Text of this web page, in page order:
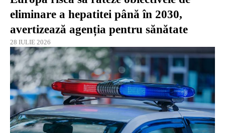
eliminare a hepatitei până în 2030,
avertizează agenția pentru sănătate
28 IULIE 2026